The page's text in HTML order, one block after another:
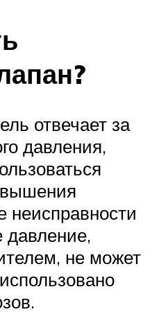
отвечает за
давления,
неисправности
давление,
не может